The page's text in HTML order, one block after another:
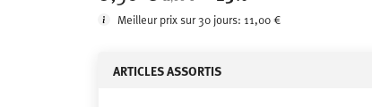
Meilleur prix sur 30 jours:11,00 €
ARTICLES ASSORTIS